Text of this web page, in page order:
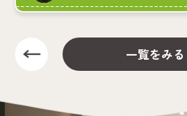
一覧をみる